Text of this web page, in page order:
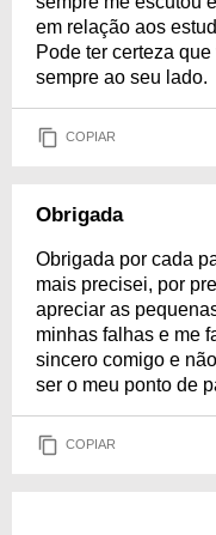
em relação aos
Pode ter certeza
sempre ao seu lado.
COPIAR
Obrigada
Obrigada por cada
mais precisei, por
apreciar as
minhas falhas e me
sincero comigo e
ser o meu ponto de
COPIAR